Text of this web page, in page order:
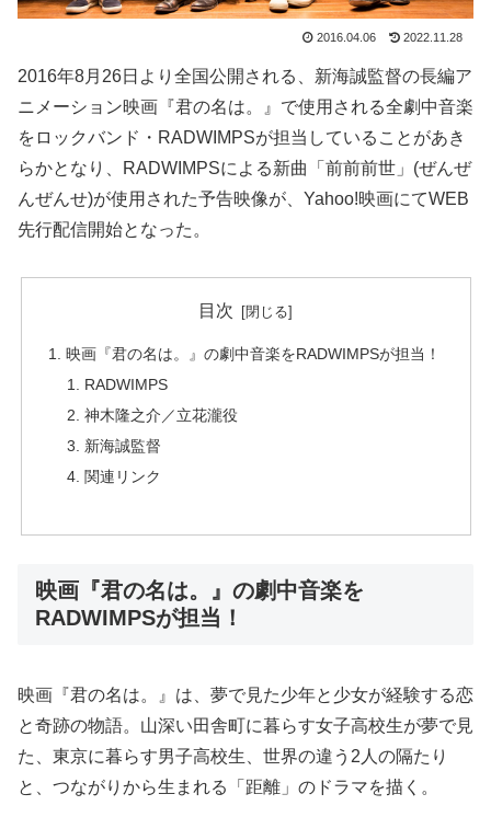
2016.04.06 2022.11.28
2016年8月26日より全国公開される、新海誠監督の長編ア
ニメーション映画『君の名は。』で使用される全劇中音楽
をロックバンド・RADWIMPSが担当していることがあき
らかとなり、RADWIMPSによる新曲「前前前世」(ぜんぜ
んぜんせ)が使用された予告映像が、Yahoo!映画にてWEB
先行配信開始となった。
目次
映画『君の名は。』の劇中音楽をRADWIMPSが担当！
RADWIMPS
神木隆之介／立花瀧役
新海誠監督
関連リンク
映画『君の名は。』の劇中音楽を
RADWIMPSが担当！
映画『君の名は。』は、夢で見た少年と少女が経験する恋
と奇跡の物語。山深い田舎町に暮らす女子高校生が夢で見
た、東京に暮らす男子高校生、世界の違う2人の隔たり
と、つながりから生まれる「距離」のドラマを描く。